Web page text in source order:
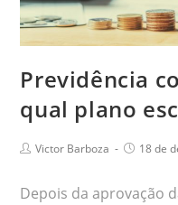
Previdência
qual plano
Victor Barboza 18 de
Depois da aprovação